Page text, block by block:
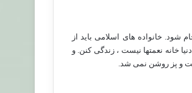
شود. خانواده های اسلامی باید از
خانه نعمتها نیست ، زندگی کنن. و
و پز روشن نمی شد.